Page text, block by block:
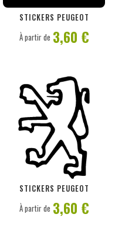
STICKERS PEUGEOT
PERSONNALISER
À partir de 3,60 €
STICKERS PEUGEOT
PERSONNALISER
À partir de 3,60 €